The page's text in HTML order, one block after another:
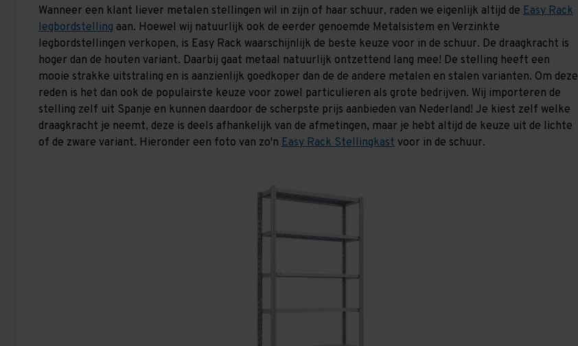
Wanneer een klant liever metalen stellingen wil in zijn of haar schuur, raden we eigenlijk altijd de Easy Rack
legbordstelling aan. Hoewel wij natuurlijk ook de eerder genoemde Metalsistem en Verzinkte
legbordstellingen verkopen, is Easy Rack waarschijnlijk de beste keuze voor in de schuur. De draagkracht is
hoger dan de houten variant. Daarbij gaat metaal natuurlijk ontzettend lang mee! De stelling heeft een
mooie strakke uitstraling en is aanzienlijk goedkoper dan de de andere metalen en stalen varianten. Om deze
reden is het dan ook de populairste keuze voor zowel particulieren als grote bedrijven. Wij importeren de
stelling zelf uit Spanje en kunnen daardoor de scherpste prijs aanbieden van Nederland! Je kiest zelf welke
draagkracht je neemt, deze is deels afhankelijk van de afmetingen, maar je hebt altijd de keuze uit de lichte
of de zware variant. Hieronder een foto van zo'n Easy Rack Stellingkast voor in de schuur.